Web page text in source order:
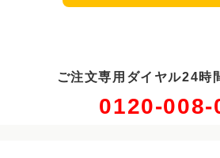
ご注文専用ダイヤル24時
0120-008-